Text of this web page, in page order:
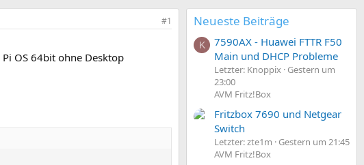
#1
OS 64bit ohne Desktop
Neueste Beiträge
K
7590AX - Huawei FTTR F50
Main und DHCP Probleme
Letzter: Knoppix Gestern um
23:00
AVM Fritz!Box
Fritzbox 7690 und Netgear
Switch
Letzter: zte1m
Gestern um 21:45
AVM Fritz!Box